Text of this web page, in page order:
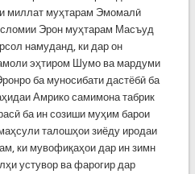
миллат муҳтарам Эмомалӣ
Эрон муҳтарам Масъуд
намуданд, ки дар он
эҳтиром Шумо ва мардуми
ба муносибати дастёбӣ ба
Амрико самимона табрик
ба ин созиши муҳим барои
талошҳои зиёду иродаи
ки мувофиқаҳои дар ин зимн
устувор ва фарогир дар